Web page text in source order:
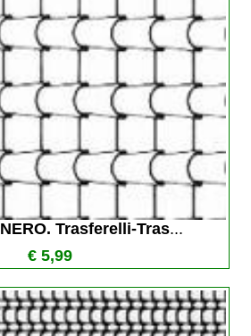
Trasferelli-Tras...
€ 5,99